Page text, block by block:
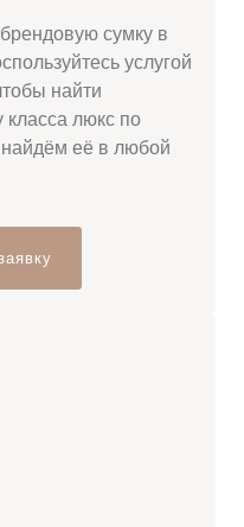
сумку в
услугой
найти
люкс по
её в любой